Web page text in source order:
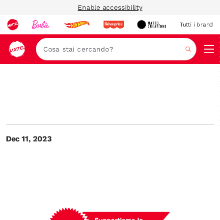
Enable accessibility
Tutti i brand
Cerca
Dec 11, 2023